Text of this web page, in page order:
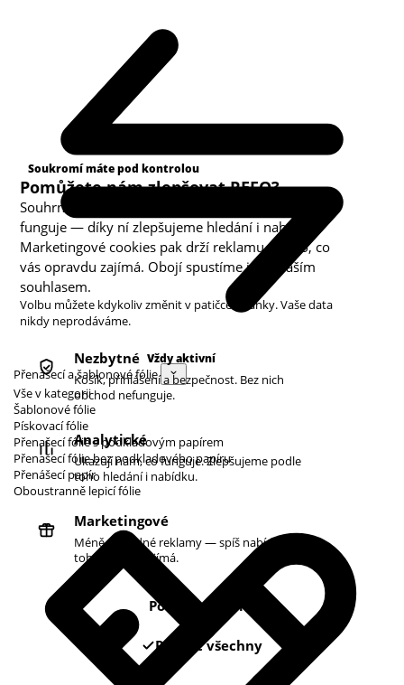
Přenášecí a šablonové fólie
Vše v kategorii
Šablonové fólie
Pískovací fólie
Přenašecí fólie s podkladovým papírem
Přenašecí fólie bez podkladového papíru
Přenášecí papír
Oboustranně lepicí fólie
Soukromí máte pod kontrolou
Pomůžete nám zlepšovat REFO?
Souhrnná analytika nám ukazuje, co v obchodě
funguje — díky ní zlepšujeme hledání i nabídku.
Marketingové cookies pak drží reklamu u toho, co
vás opravdu zajímá. Obojí spustíme jen s vaším
souhlasem.
Volbu můžete kdykoliv změnit v patičce stránky. Vaše data
nikdy neprodáváme.
Kategorie cookies
Nezbytné Vždy aktivní
Košík, přihlášení a bezpečnost. Bez nich
obchod nefunguje.
Analytické
Ukazují nám, co funguje. Zlepšujeme podle
toho hledání i nabídku.
Marketingové
Méně náhodné reklamy — spíš nabídky podle
toho, co vás zajímá.
Pouze nezbytné
Povolit všechny